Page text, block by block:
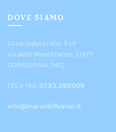
DOVE SIAMO
Zona Industriale- P.I.P
via delle Maestranze, 7/9/11
CORRIDONIA (MC)
TEL e FAX: 0733.283009
info@maraldiffusion.it